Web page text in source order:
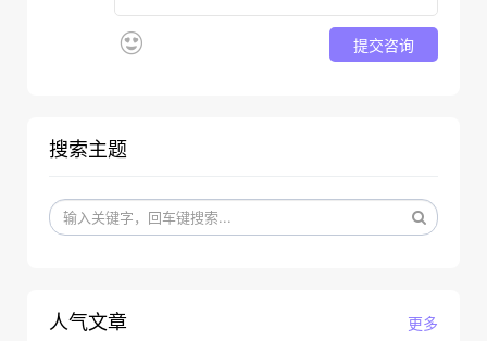
提交咨询
搜索主题
更多
人气文章